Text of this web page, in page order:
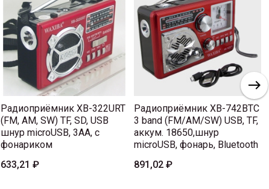
Радиоприёмник XB-322URT
(FM, AM, SW) TF, SD, USB
шнур microUSB, 3AA, с
фонариком
633,21 ₽
Радиоприёмник XB-742BTC
3 band (FM/AM/SW) USB, TF,
аккум. 18650,шнур
microUSB, фонарь, Bluetooth
891,02 ₽